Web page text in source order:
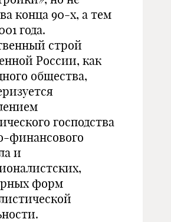
конца 90-х, а тем
года.
строй
России, как
общества,
господства
финансового
и
форм